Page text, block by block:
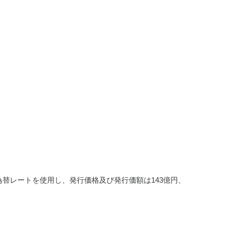
レートを使用し、発行価格及び発行価額は143億円、